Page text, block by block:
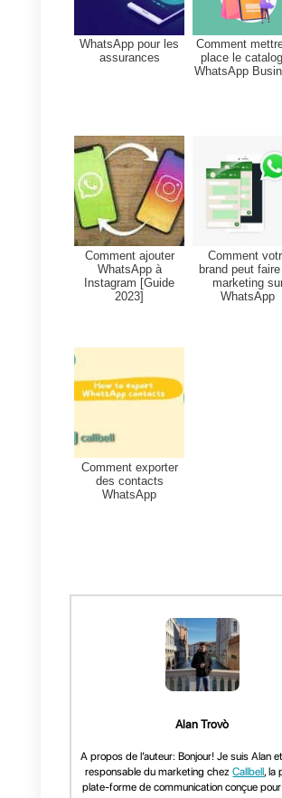
évoluer
via WhatsApp est
dynamique et en
évolution. Il est
d'utiliser les
Identifier les
Améliorer la
votre équipe.
Augmenter le taux
conversion des
client sans
qualité.